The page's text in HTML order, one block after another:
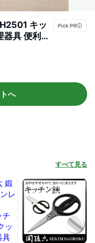
キッ
具 便利用
へ
すべて見る